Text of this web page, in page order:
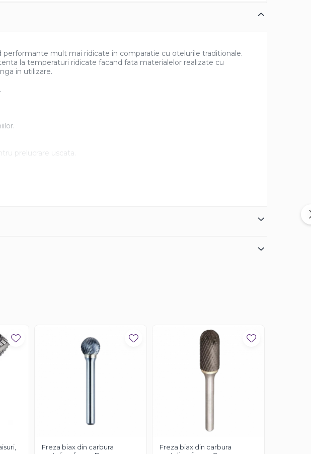
performante mult mai ridicate in comparatie cu otelurile traditionale.
la temperaturi ridicate facand fata materialelor realizate cu
in utilizare.
prelucrare uscata.
Freza biax din carbura
Freza biax din carbura